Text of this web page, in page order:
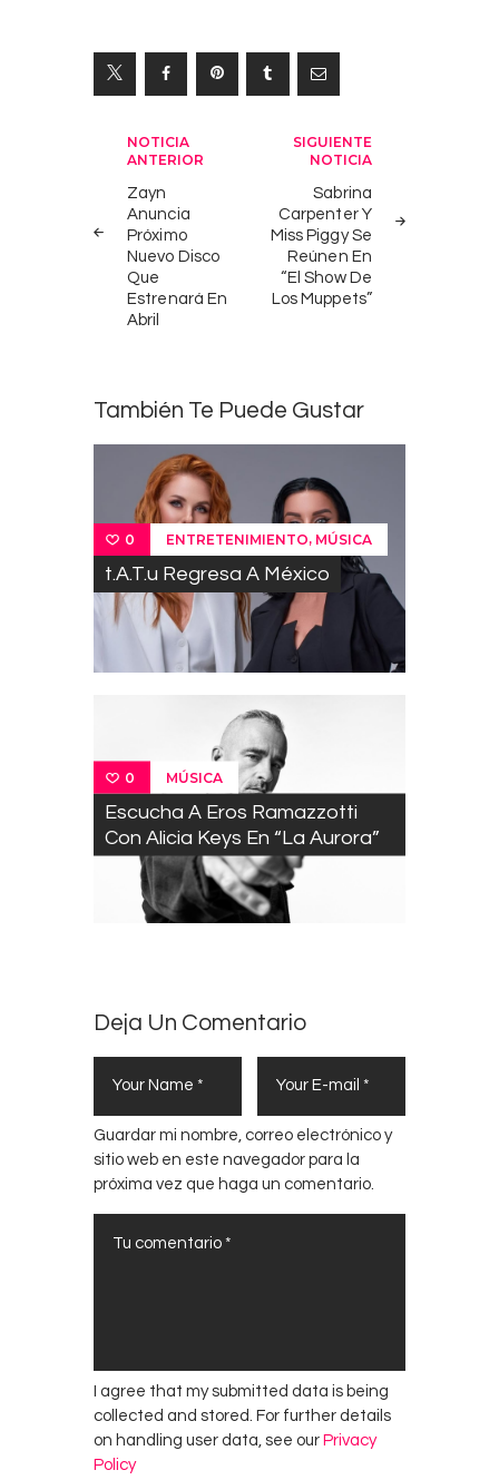
Navegación
entradas
NOTICIA
ANTERIOR
Zayn
Anuncia
Próximo
Nuevo Disco
Que
Estrenará En
Abril
SIGUIENTE
NOTICIA
Sabrina
Carpenter Y
Miss Piggy Se
Reúnen En
“El Show De
Los Muppets”
También Te Puede Gustar
0 ENTRETENIMIENTO, MÚSICA
t.A.T.u Regresa A México
0 MÚSICA
Escucha A Eros Ramazzotti
Con Alicia Keys En “La Aurora”
Deja Un Comentario
Guardar mi nombre, correo electrónico y
sitio web en este navegador para la
próxima vez que haga un comentario.
I agree that my submitted data is being
collected and stored. For further details
on handling user data, see our Privacy
Policy